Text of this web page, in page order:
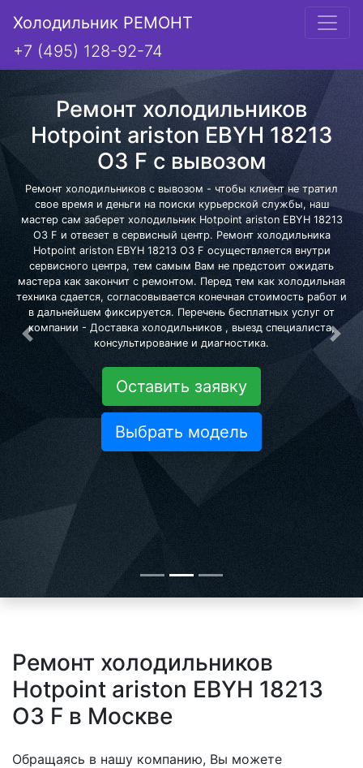
Холодильник РЕМОНТ
+7 (495) 128-92-74
Ремонт холодильников
Hotpoint ariston EBYH 18213
O3 F с вывозом
Ремонт холодильников с вывозом - чтобы клиент не тратил
свое время и деньги на поиски курьерской службы, наш
мастер сам заберет холодильник Hotpoint ariston EBYH 18213
O3 F и отвезет в сервисный центр. Ремонт холодильника
Hotpoint ariston EBYH 18213 O3 F осуществляется внутри
сервисного центра, тем самым Вам не предстоит ожидать
мастера как закончит с ремонтом. Перед тем как холодильная
техника сдается, согласовывается конечная стоимость работ и
в дальнейшем фиксируется. Перечень бесплатных услуг от
компании - Доставка холодильников , выезд специалиста,
консультирование и диагностика.
Оставить заявку
Выбрать модель
Предыдущая
Ремонт холодильников
Hotpoint ariston EBYH 18213
O3 F в Москве
Обращаясь в нашу компанию, Вы можете